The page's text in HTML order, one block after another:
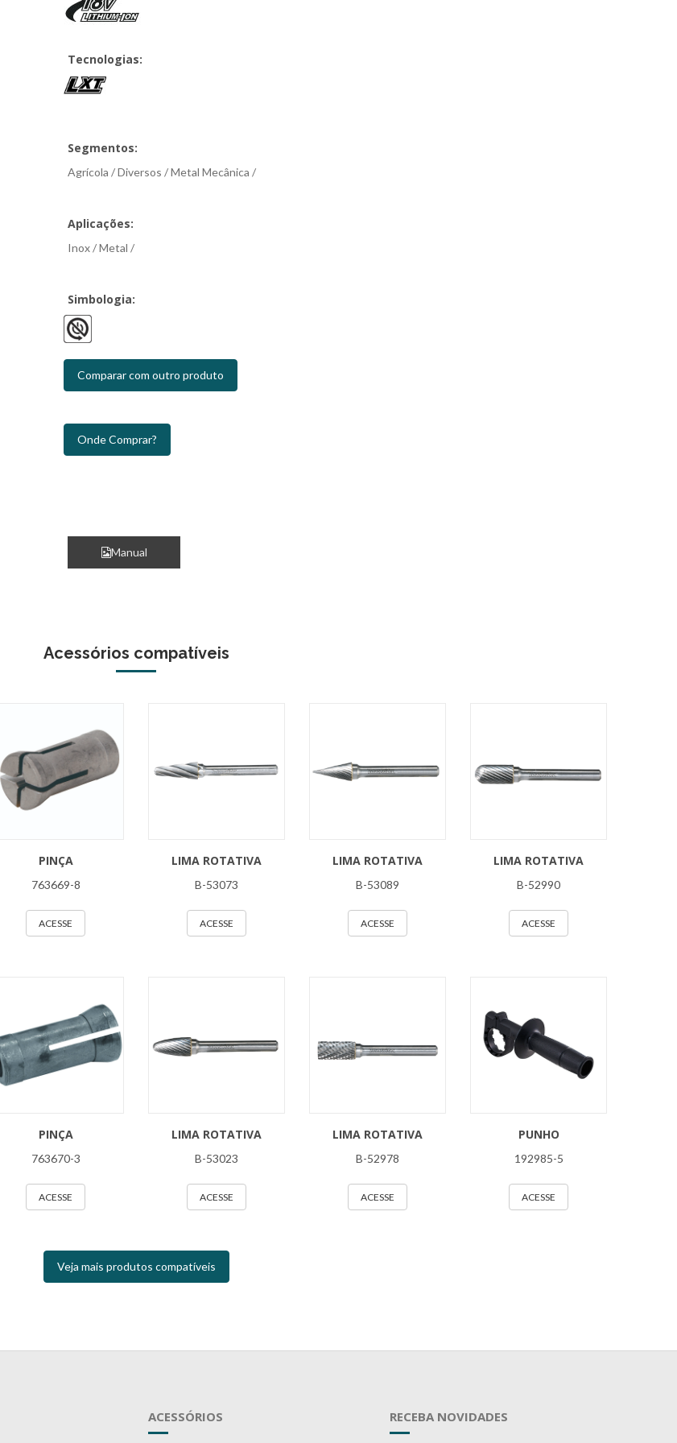
Tecnologias:
Segmentos:
Agrícola / Diversos / Metal Mecânica /
Aplicações:
Inox / Metal /
Simbologia:
Comparar com outro produto
Onde Comprar?
Manual
Acessórios compatíveis
PINÇA
763669-8
ACESSE
LIMA ROTATIVA
B-53073
ACESSE
LIMA ROTATIVA
B-53089
ACESSE
LIMA ROTATIVA
B-52990
ACESSE
PINÇA
763670-3
ACESSE
LIMA ROTATIVA
B-53023
ACESSE
LIMA ROTATIVA
B-52978
ACESSE
PUNHO
192985-5
ACESSE
Veja mais produtos compatíveis
ACESSÓRIOS RECEBA NOVIDADES